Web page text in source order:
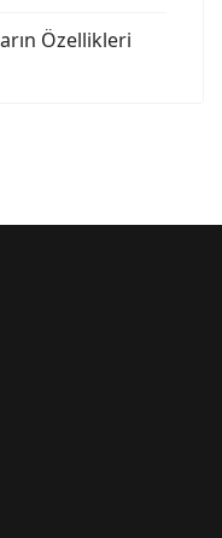
Özellikleri